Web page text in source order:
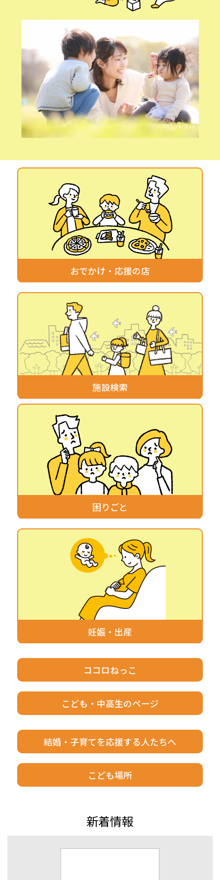
おでかけ・応援の店
施設検索
困りごと
妊娠・出産
ココロねっこ
こども・中高生のページ
結婚・子育てを応援する人たちへ
こども場所
新着情報